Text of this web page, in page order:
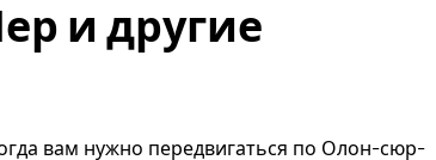
и другие
вам нужно передвигаться по Олон-сюр-